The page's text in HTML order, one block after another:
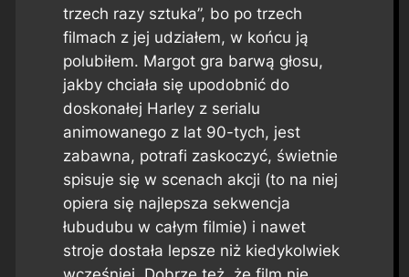
trzech razy sztuka”, bo po trzech
filmach z jej udziałem, w końcu ją
polubiłem. Margot gra barwą głosu,
jakby chciała się upodobnić do
doskonałej Harley z serialu
animowanego z lat 90-tych, jest
zabawna, potrafi zaskoczyć, świetnie
spisuje się w scenach akcji (to na niej
opiera się najlepsza sekwencja
łubudubu w całym filmie) i nawet
stroje dostała lepsze niż kiedykolwiek